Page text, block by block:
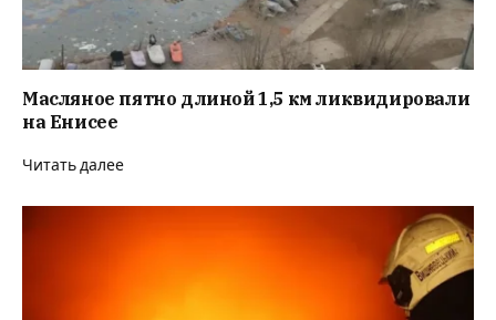
Масляное пятно длиной 1,5 км ликвидировали
на Енисее
Читать далее